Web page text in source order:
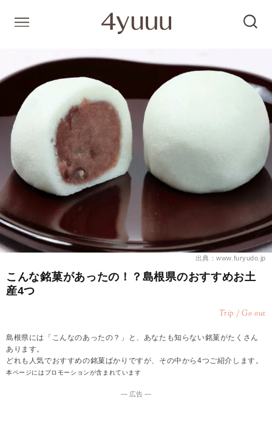
出典：www.furyudo.jp
こんな銘菓があったの！？島根県のおすすめお土
産4つ
Trip / Go out
島根県には「こんなのあったの？」と、あなたも知らない銘菓がたくさん
あります。
どれも人気でおすすめの銘菓ばかりですが、その中から4つご紹介します。
本ページにはプロモーションが含まれています
― 広告 ―